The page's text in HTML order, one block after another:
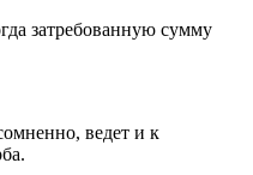
затребованную сумму
ведет и к